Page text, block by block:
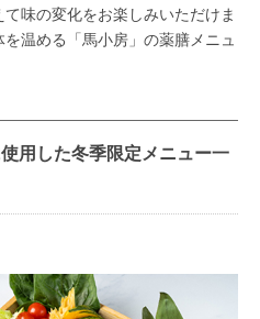
味の変化をお楽しみいただけま
温める「馬小房」の薬膳メニュ
用した冬季限定メニュー一